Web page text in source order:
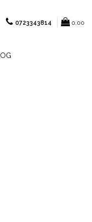
0723343814 0,00